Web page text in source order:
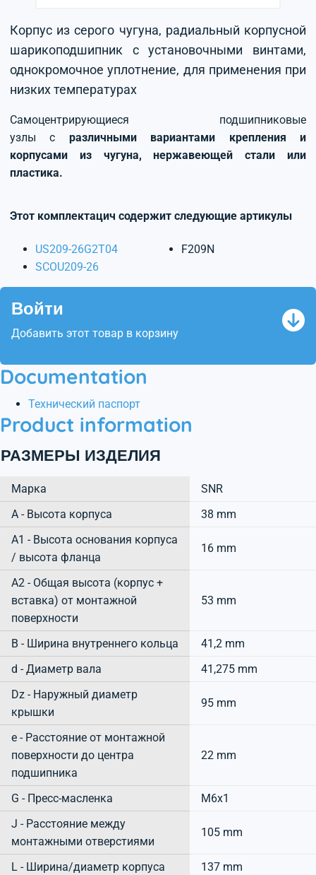
Корпус из серого чугуна, радиальный корпусной
шарикоподшипник с установочными винтами,
однокромочное уплотнение, для применения при
низких температурах
Самоцентрирующиеся подшипниковые
узлы с различными вариантами крепления и
корпусами из чугуна, нержавеющей стали или
пластика.
Этот комплектацич содержит следующие артикулы
US209-26G2T04
SCOU209-26
F209N
Войти
Добавить этот товар в корзину
Documentation
Технический паспорт
Product information
РАЗМЕРЫ ИЗДЕЛИЯ
Марка
SNR
А - Высота корпуса
38 mm
A1 - Высота основания корпуса
/ высота фланца
16 mm
A2 - Общая высота (корпус +
вставка) от монтажной
поверхности
53 mm
B - Ширина внутреннего кольца
41,2 mm
d - Диаметр вала
41,275 mm
Dz - Наружный диаметр
крышки
95 mm
e - Расстояние от монтажной
поверхности до центра
подшипника
22 mm
G - Пресс-масленка
M6x1
J - Расстояние между
монтажными отверстиями
105 mm
L - Ширина/диаметр корпуса
137 mm